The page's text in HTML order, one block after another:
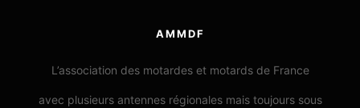
AMMDF
L’association des motardes et motards de France
avec plusieurs antennes régionales mais toujours sous